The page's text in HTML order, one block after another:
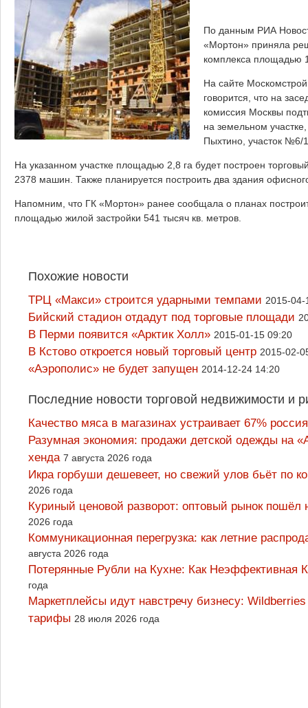
По данным РИА
«Мортон» приняла
комплекса площадью
На сайте
говорится, что на
комиссия Москвы
на земельном
Пыхтино, участок №6/
На указанном участке площадью 2,8 га будет построен
2378 машин. Также планируется построить два здания
Напомним, что ГК «Мортон» ранее сообщала о планах
площадью жилой застройки 541 тысяч кв. метров.
Похожие новости
ТРЦ «Макси» строится ударными темпами 2015-04-
Бийский стадион отдадут под торговые площади
В Перми появится «Арктик Холл» 2015-01-15 09:20
В Кстово откроется новый торговый центр 2015-02-
«Аэрополис» не будет запущен 2014-12-24 14:20
Последние новости торговой недвижимости и
Качество мяса в магазинах устраивает 67%
Разумная экономия: продажи детской одежды на
хенда 7 августа 2026 года
Икра горбуши дешевеет, но свежий улов бьёт по
2026 года
Куриный ценовой разворот: оптовый рынок
2026 года
Коммуникационная перегрузка: как летние
августа 2026 года
Потерянные Рубли на Кухне: Как
года
Маркетплейсы идут навстречу бизнесу:
тарифы 28 июля 2026 года